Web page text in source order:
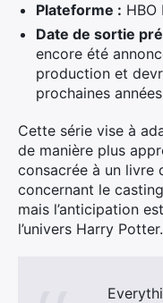
Plateforme : HBO
Date de sortie
encore été
production et
prochaines
Cette série vise à
de manière plus
consacrée à un livre
concernant le
mais l’anticipation
l’univers Harry Potter.